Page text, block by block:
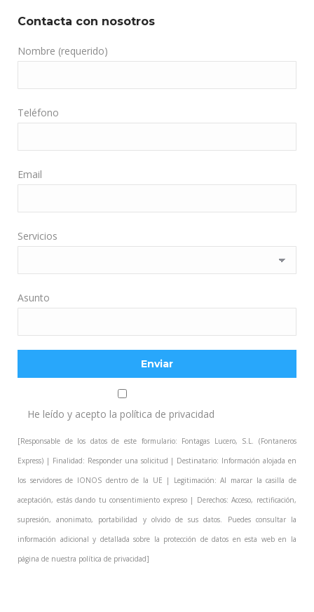
Contacta con nosotros
Nombre (requerido)
Teléfono
Email
Servicios
Asunto
He leído y acepto la política de privacidad
[Responsable de los datos de este formulario: Fontagas Lucero, S.L. (Fontaneros
Express) | Finalidad: Responder una solicitud | Destinatario: Información alojada en
los servidores de IONOS dentro de la UE | Legitimación: Al marcar la casilla de
aceptación, estás dando tu consentimiento expreso | Derechos: Acceso, rectificación,
supresión, anonimato, portabilidad y olvido de sus datos. Puedes consultar la
información adicional y detallada sobre la protección de datos en esta web en la
página de nuestra política de privacidad]